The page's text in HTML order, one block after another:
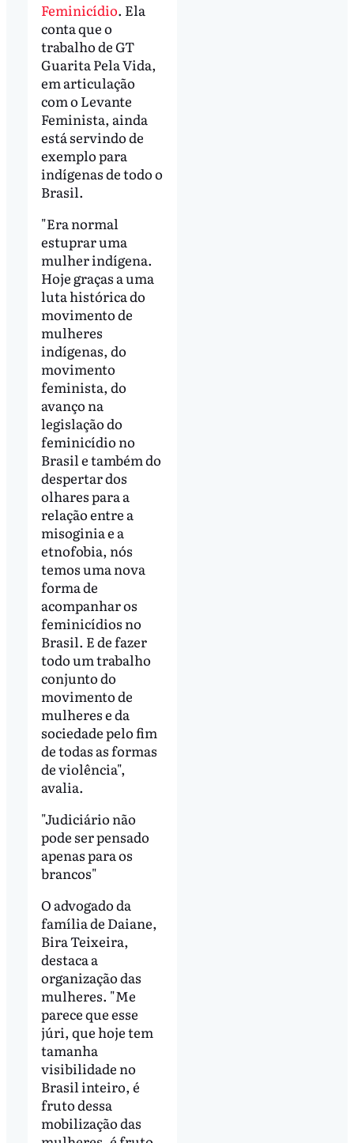
Feminicídio. Ela
conta que o
trabalho de GT
Guarita Pela Vida,
em articulação
com o Levante
Feminista, ainda
está servindo de
exemplo para
indígenas de todo o
Brasil.
"Era normal
estuprar uma
mulher indígena.
Hoje graças a uma
luta histórica do
movimento de
mulheres
indígenas, do
movimento
feminista, do
avanço na
legislação do
feminicídio no
Brasil e também do
despertar dos
olhares para a
relação entre a
misoginia e a
etnofobia, nós
temos uma nova
forma de
acompanhar os
feminicídios no
Brasil. E de fazer
todo um trabalho
conjunto do
movimento de
mulheres e da
sociedade pelo fim
de todas as formas
de violência",
avalia.
"Judiciário não
pode ser pensado
apenas para os
brancos"
O advogado da
família de Daiane,
Bira Teixeira,
destaca a
organização das
mulheres. "Me
parece que esse
júri, que hoje tem
tamanha
visibilidade no
Brasil inteiro, é
fruto dessa
mobilização das